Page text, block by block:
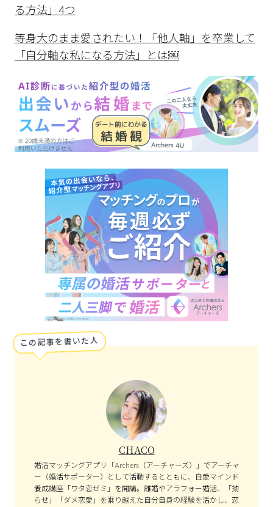
る方法」4つ
等身大のまま愛されたい！「他人軸」を卒業して
「自分軸な私になる方法」とは￼
この記事を書いた人
CHACO
婚活マッチングアプリ「Archers（アーチャーズ）」でアーチャ
ー（婚活サポーター）として活動するとともに、自愛マインド
養成講座「ワタ恋ゼミ」を開講。離婚やアラフォー婚活、「拗
らせ」「ダメ恋愛」を乗り越えた自分自身の経験を活かし、恋